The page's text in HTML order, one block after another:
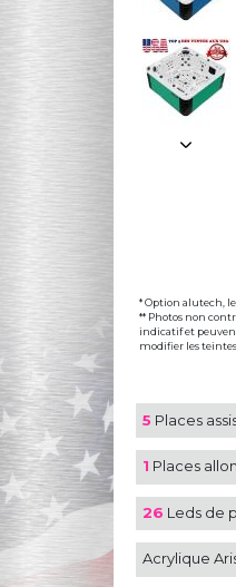
* Option alutech,
** Photos non
indicatif et
modifier les teintes
5 Places
1 Places
26 Leds de
Acrylique